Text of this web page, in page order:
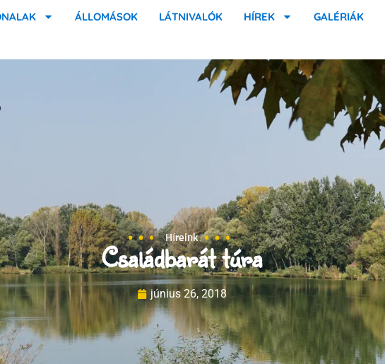
ÁLLOMÁSOK LÁTNIVALÓK HÍREK GALÉRIÁK
Híreink
Családbarát túra
június 26, 2018